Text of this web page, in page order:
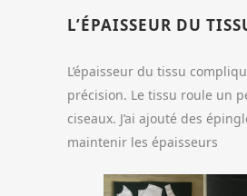
L’ÉPAISSEUR DU
L’épaisseur du tissu
précision. Le tissu roule un
ciseaux. J’ai ajouté des
maintenir les épaisseurs